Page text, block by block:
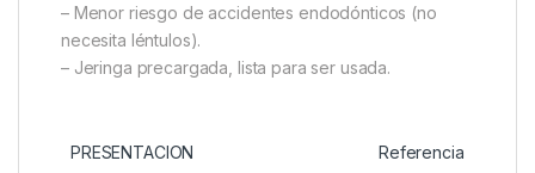
– Menor riesgo de accidentes endodónticos (no
necesita léntulos).
– Jeringa precargada, lista para ser usada.
PRESENTACION Referencia